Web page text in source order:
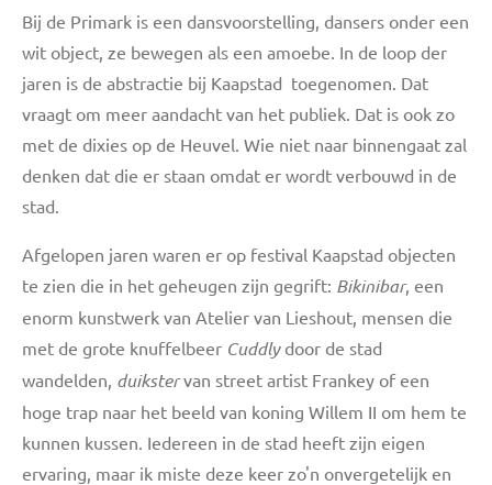
Bij de Primark is een dansvoorstelling, dansers onder een
wit object, ze bewegen als een amoebe. In de loop der
jaren is de abstractie bij Kaapstad toegenomen. Dat
vraagt om meer aandacht van het publiek. Dat is ook zo
met de dixies op de Heuvel. Wie niet naar binnengaat zal
denken dat die er staan omdat er wordt verbouwd in de
stad.
Afgelopen jaren waren er op festival Kaapstad objecten
te zien die in het geheugen zijn gegrift: Bikinibar, een
enorm kunstwerk van Atelier van Lieshout, mensen die
met de grote knuffelbeer Cuddlydoor de stad
wandelden, duikstervan street artist Frankey of een
hoge trap naar het beeld van koning Willem II om hem te
kunnen kussen. Iedereen in de stad heeft zijn eigen
ervaring, maar ik miste deze keer zo'n onvergetelijk en